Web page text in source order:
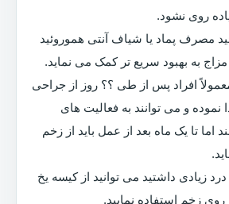
روی نشود.
مصرف پماد یا شیاف آنتی هموروئید
به بهبود سریع تر کمک می نماید.
افراد پس از طی ؟؟ روز از جراحی
نموده و می توانند به فعالیت های
اما تا یک ماه بعد از عمل باید از زخم
زیادی داشتید می توانید از کیسه یخ
زخم استفاده نمایید.